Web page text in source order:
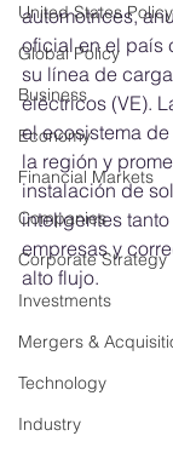
United States Policy
Global Policy
Business
Economy
Financial Markets
Companies
Corporate Strategy
Investments
Mergers &
Technology
Industry
automotrices,
oficial en el país
su línea de
eléctricos (VE).
el ecosistema
la región y
instalación de
inteligentes
empresas y
alto flujo.